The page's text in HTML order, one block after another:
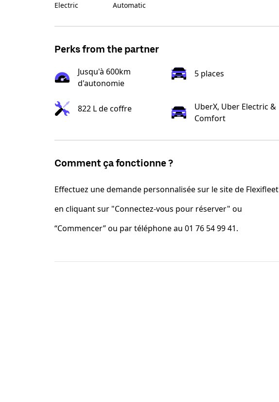
Electric
Automatic
Perks from the partner
Jusqu'à 600km
d'autonomie
5 places
822 L de coffre
UberX, Uber Electric &
Comfort
Comment ça fonctionne ?
Effectuez une demande personnalisée sur le site de Flexifleet
en cliquant sur "Connectez-vous pour réserver" ou
“Commencer” ou par téléphone au 01 76 54 99 41.